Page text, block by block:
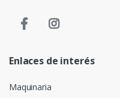
Enlaces de interés
Maquinaria